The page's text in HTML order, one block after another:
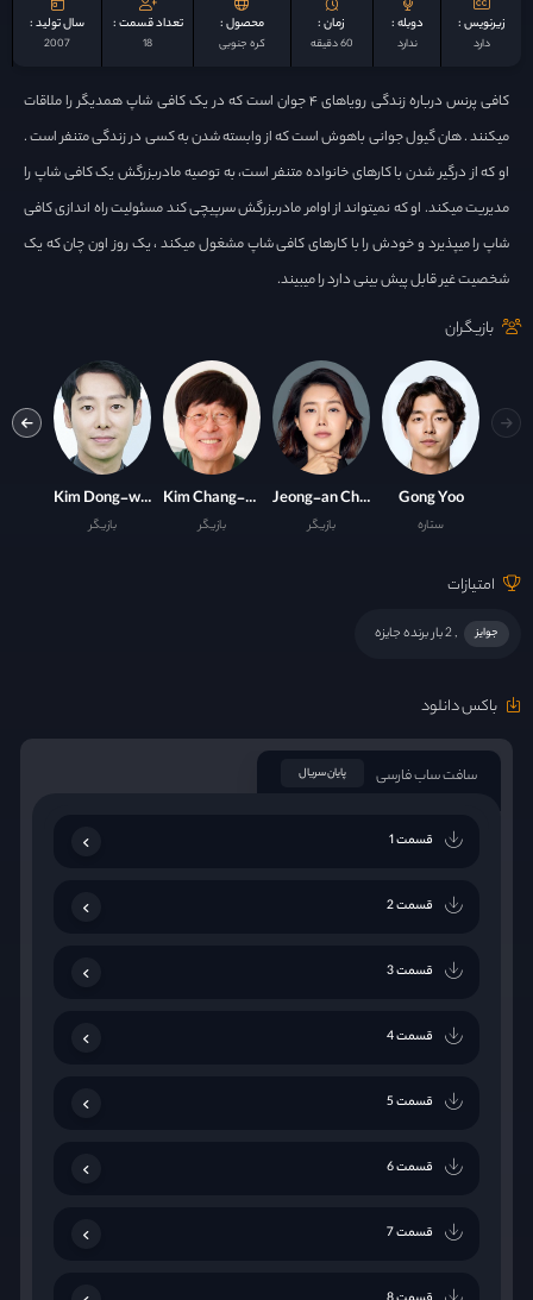
زیرنویس :
دارد
دوبله :
ندارد
زمان :
60 دقیقه
محصول :
کره جنوبی
تعداد قسمت :
18
سال تولید :
2007
کافی پرنس درباره زندگی رویاهای ۴ جوان است که در یک کافی شاپ همدیگر را ملاقات
میکنند . هان گیول جوانی باهوش است که از وابسته شدن به کسی در زندگی متنفر است .
او که از درگیر شدن با کارهای خانواده متنفر است، به توصیه مادربزرگش یک کافی شاپ را
مدیریت میکند. او که نمیتواند از اوامر مادربزرگش سرپیچی کند مسئولیت راه اندازی کافی
شاپ را میپذیرد و خودش را با کارهای کافی شاپ مشغول میکند ، یک روز اون چان که یک
شخصیت غیر قابل پیش بینی دارد را میبیند.
بازیگران
Gong Yoo
ستاره
Jeong-an Chae
بازیگر
Kim Chang-wan
بازیگر
Kim Dong-wook
بازیگر
امتیازات
جوایز , 2 بار برنده جایزه
باکس دانلود
سافت ساب فارسی پایان سریال
قسمت 1
قسمت 2
قسمت 3
قسمت 4
قسمت 5
قسمت 6
قسمت 7